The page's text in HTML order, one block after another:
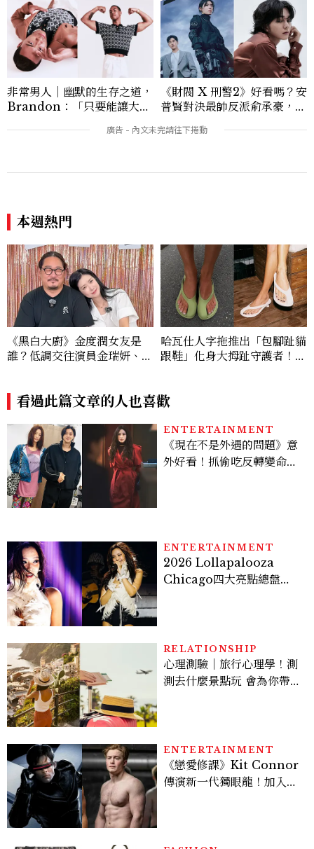
非常男人｜幽默的生存之道，
Brandon：「只要能讓大家
讓敵人成為朋友。」
《財閥 X 刑警2》好看嗎？安
普賢對決最帥反派俞承豪，鄭
卡，用錢輾壓罪犯的陳利手回
本週熱門
《黑白大廚》金度潤女友是
誰？低調交往演員金瑞妍、曾
哈瓦仕人字拖推出「包腳趾貓
跟鞋」化身大拇趾守護者！從
看過此篇文章的人也喜歡
ENTERTAINMENT
《現在不是外遇的問題》意
外好看！抓偷吃反轉變命
ENTERTAINMENT
2026 Lollapalooza
Chicago四大亮點總盤
RELATIONSHIP
心理測驗｜旅行心理學！測
測去什麼景點玩 會為你帶來
ENTERTAINMENT
《戀愛修課》Kit Connor
傳演新一代獨眼龍！加入新